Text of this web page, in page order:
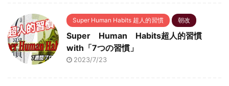
Super Human Habits 超人的習慣 朝改
Super Human Habits超人的習慣
with「7つの習慣」
2023/7/23